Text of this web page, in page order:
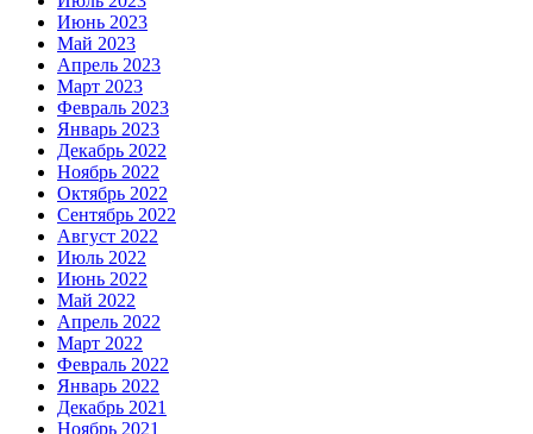
Июнь 2023
Май 2023
Апрель 2023
Март 2023
Февраль 2023
Январь 2023
Декабрь 2022
Ноябрь 2022
Октябрь 2022
Сентябрь 2022
Август 2022
Июль 2022
Июнь 2022
Май 2022
Апрель 2022
Март 2022
Февраль 2022
Январь 2022
Декабрь 2021
Ноябрь 2021